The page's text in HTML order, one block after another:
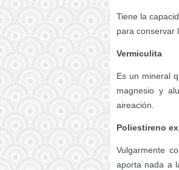
Tiene la
para conservar
Vermiculita
Es un mineral
magnesio y
aireación.
Poliestireno
Vulgarmente
aporta nada a